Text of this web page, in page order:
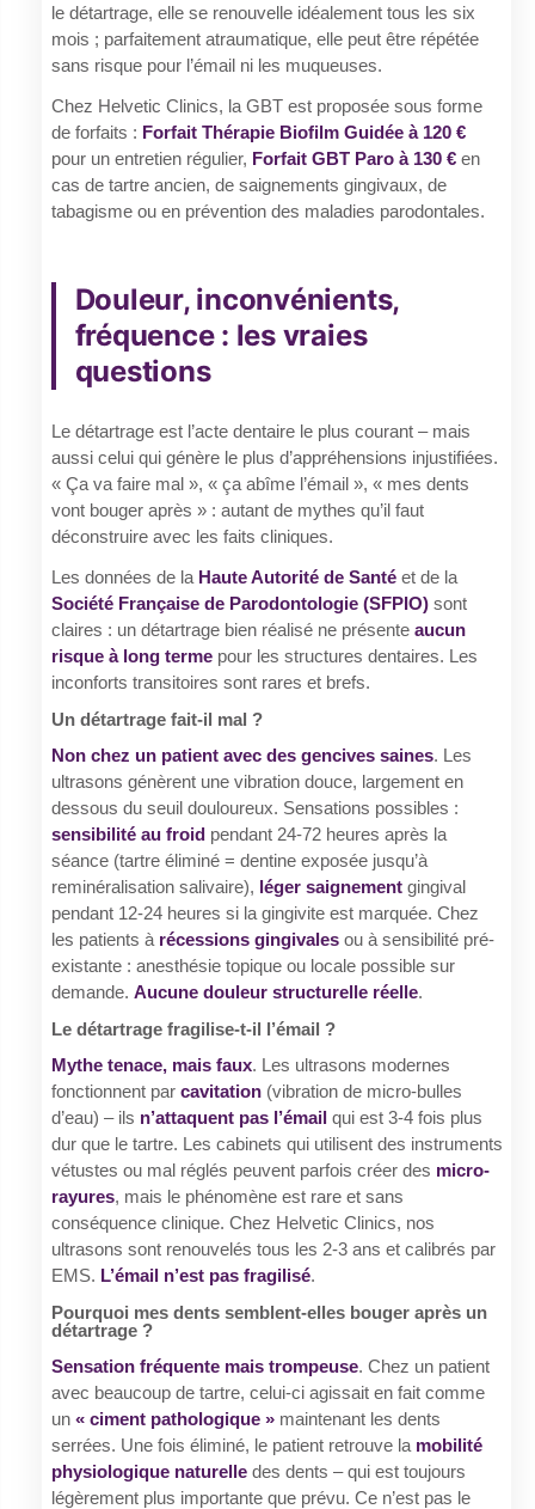
le détartrage, elle se renouvelle idéalement tous les six
mois ; parfaitement atraumatique, elle peut être répétée
sans risque pour l’émail ni les muqueuses.
Chez Helvetic Clinics, la GBT est proposée sous forme
de forfaits : Forfait Thérapie Biofilm Guidée à 120 €
pour un entretien régulier, Forfait GBT Paro à 130 €en
cas de tartre ancien, de saignements gingivaux, de
tabagisme ou en prévention des maladies parodontales.
Douleur, inconvénients,
fréquence : les vraies
questions
Le détartrage est l’acte dentaire le plus courant – mais
aussi celui qui génère le plus d’appréhensions injustifiées.
« Ça va faire mal », « ça abîme l’émail », « mes dents
vont bouger après » : autant de mythes qu’il faut
déconstruire avec les faits cliniques.
Les données de la Haute Autorité de Santéet de la
Société Française de Parodontologie (SFPIO)sont
claires : un détartrage bien réalisé ne présente aucun
risque à long termepour les structures dentaires. Les
inconforts transitoires sont rares et brefs.
Un détartrage fait-il mal ?
Non chez un patient avec des gencives saines. Les
ultrasons génèrent une vibration douce, largement en
dessous du seuil douloureux. Sensations possibles :
sensibilité au froidpendant 24-72 heures après la
séance (tartre éliminé = dentine exposée jusqu’à
reminéralisation salivaire), léger saignementgingival
pendant 12-24 heures si la gingivite est marquée. Chez
les patients à récessions gingivalesou à sensibilité pré-
existante : anesthésie topique ou locale possible sur
demande. Aucune douleur structurelle réelle.
Le détartrage fragilise-t-il l’émail ?
Mythe tenace, mais faux. Les ultrasons modernes
fonctionnent par cavitation(vibration de micro-bulles
d’eau) – ils n’attaquent pas l’émailqui est 3-4 fois plus
dur que le tartre. Les cabinets qui utilisent des instruments
vétustes ou mal réglés peuvent parfois créer des micro-
rayures, mais le phénomène est rare et sans
conséquence clinique. Chez Helvetic Clinics, nos
ultrasons sont renouvelés tous les 2-3 ans et calibrés par
EMS. L’émail n’est pas fragilisé.
Pourquoi mes dents semblent-elles bouger après un
détartrage ?
Sensation fréquente mais trompeuse. Chez un patient
avec beaucoup de tartre, celui-ci agissait en fait comme
un « ciment pathologique »maintenant les dents
serrées. Une fois éliminé, le patient retrouve la mobilité
physiologique naturelledes dents – qui est toujours
légèrement plus importante que prévu. Ce n’est pas le